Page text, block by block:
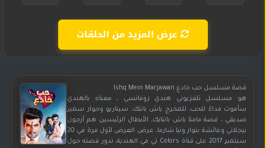
عرض المزيد من الحلقات
قصة مسلسل حب خادع Ishq Mein Marjawan
هو مسلسل تلفزيوني هندي رومانسي ، معناه بالهندي
سأموت فداءً للحب، للمخرج ياش باتتك، سيناريو وحوار سمير
صديقي ، قصة مامتا ياش باتنايك، الأبطال الرئيسين هم أرجون
بيجلاني وعائشة بنوار ونيا شارما، عرض العرض لأول مرة في 20
سبتمبر 2017 على قناة Colors تي في الهندية، تدور قصته حول